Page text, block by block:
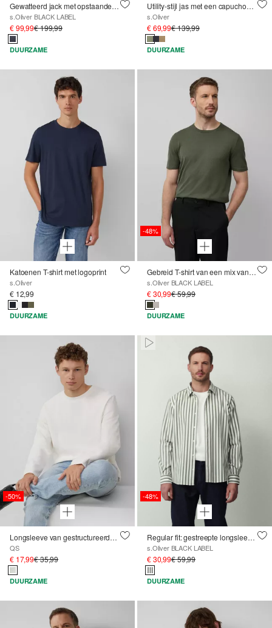
Gewatteerd jack met opstaande kraag en gerecycled dons
s.Oliver BLACK LABEL
€ 99,99€ 199,99
DUURZAME
Utility-stijl jas met een capuchon in de kraag
s.Oliver
€ 69,99€ 139,99
DUURZAME
Katoenen T-shirt met logoprint
s.Oliver
€ 12,99
DUURZAME
-48%
Gebreid T-shirt van een mix van katoen en zijde
s.Oliver BLACK LABEL
€ 30,99€ 59,99
DUURZAME
-50%
Longsleeve van gestructureerde stof
QS
€ 17,99€ 35,99
DUURZAME
Paused • Muted
-48%
Regular fit: gestreepte longsleeve van stretchkatoen
s.Oliver BLACK LABEL
€ 30,99€ 59,99
DUURZAME